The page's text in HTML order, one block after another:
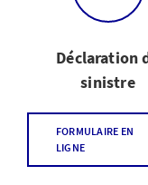
Déclaration
sinistre
FORMULAIRE EN
LIGNE